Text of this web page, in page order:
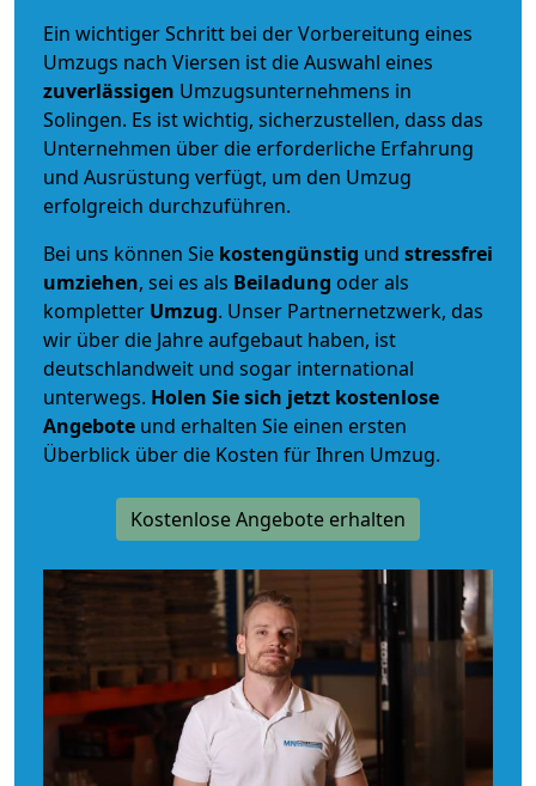
Ein wichtiger Schritt bei der Vorbereitung eines
Umzugs nach Viersen ist die Auswahl eines
zuverlässigen Umzugsunternehmens in
Solingen. Es ist wichtig, sicherzustellen, dass das
Unternehmen über die erforderliche Erfahrung
und Ausrüstung verfügt, um den Umzug
erfolgreich durchzuführen.
Bei uns können Sie kostengünstig und stressfrei
umziehen, sei es als Beiladung oder als
kompletter Umzug. Unser Partnernetzwerk, das
wir über die Jahre aufgebaut haben, ist
deutschlandweit und sogar international
unterwegs. Holen Sie sich jetzt kostenlose
Angebote und erhalten Sie einen ersten
Überblick über die Kosten für Ihren Umzug.
Kostenlose Angebote erhalten